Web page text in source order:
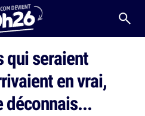
qui seraient
en vrai,
déconnais...